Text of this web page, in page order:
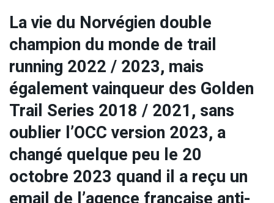
La vie du Norvégien double
champion du monde de trail
running 2022 / 2023, mais
également vainqueur des Golden
Trail Series 2018 / 2021, sans
oublier l’OCC version 2023, a
changé quelque peu le 20
octobre 2023 quand il a reçu un